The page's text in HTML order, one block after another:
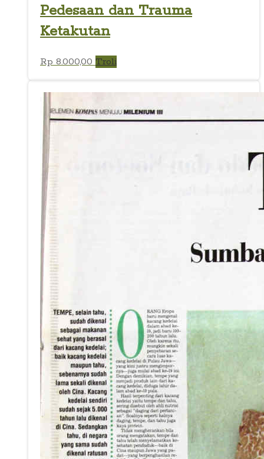
Pedesaan dan Trauma
Ketakutan
Rp8.000,00 Troli